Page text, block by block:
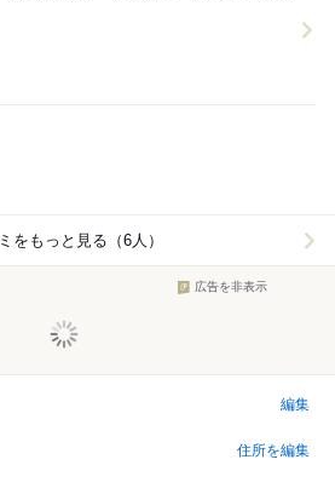
をもっと見る（6人）
広告を非表示
編集
住所を編集